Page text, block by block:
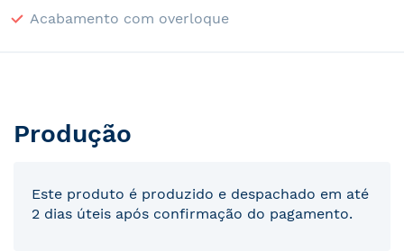
Acabamento com overloque
Produção
Este produto é produzido e despachado em até
2 dias úteis após confirmação do pagamento.